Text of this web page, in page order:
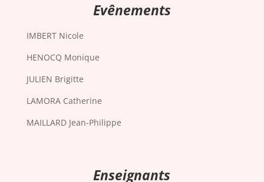
Evênements
IMBERT Nicole
HENOCQ Monique
JULIEN Brigitte
LAMORA Catherine
MAILLARD Jean-Philippe
Enseignants